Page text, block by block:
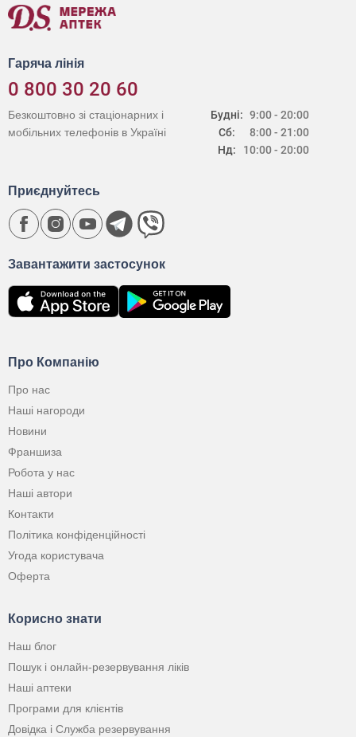
Гаряча лінія
0 800 30 20 60
Будні:
Сб:
Нд:
9:00 - 20:00
8:00 - 21:00
10:00 - 20:00
Безкоштовно зі стаціонарних і
мобільних телефонів в Україні
Про Компанію
Про нас
Наші нагороди
Новини
Франшиза
Робота у нас
Наші автори
Контакти
Політика конфіденційності
Угода користувача
Оферта
Корисно знати
Наш блог
Пошук і онлайн-резервування ліків
Наші аптеки
Програми для клієнтів
Довідка і Служба резервування
Завантажити застосунок
Приєднуйтесь